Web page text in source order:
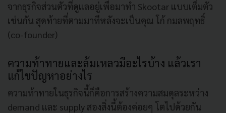
จากธุรกิจส่วนตัวที่ดูแลอยู่เพื่อมาทำ Skootar แบบเต็มตัว
เช่นกัน สุดท้ายที่ตามมาทีหลังจะเป็นคุณ โก้ กมลพฤทธิ์
(co-founder)
ความท้าทายและล้มเหลวมีอะไรบ้าง แล้วเรา
แก้ไขปัญหาอย่างไร
ความท้าทายในธุรกิจนี้ก็คือการสร้างความสมดุลระหว่าง
demand และ supply สองสิ่งนี้ต้องค่อยๆ โตไปด้วยกัน